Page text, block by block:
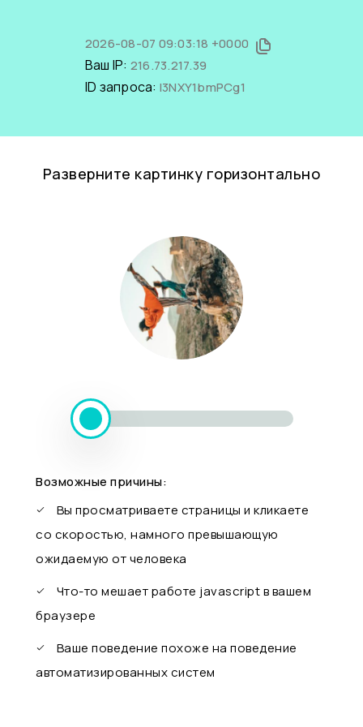
2026-08-07 09:03:18 +0000
Ваш IP: 216.73.217.39
ID запроса: I3NXY1bmPCg1
Разверните картинку горизонтально
Возможные причины:
Вы просматриваете страницы и кликаете
со скоростью, намного превышающую
ожидаемую от человека
Что-то мешает работе javascript в вашем
браузере
Ваше поведение похоже на поведение
автоматизированных систем